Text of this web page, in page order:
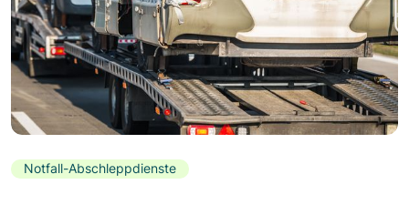
Notfall-Abschleppdienste